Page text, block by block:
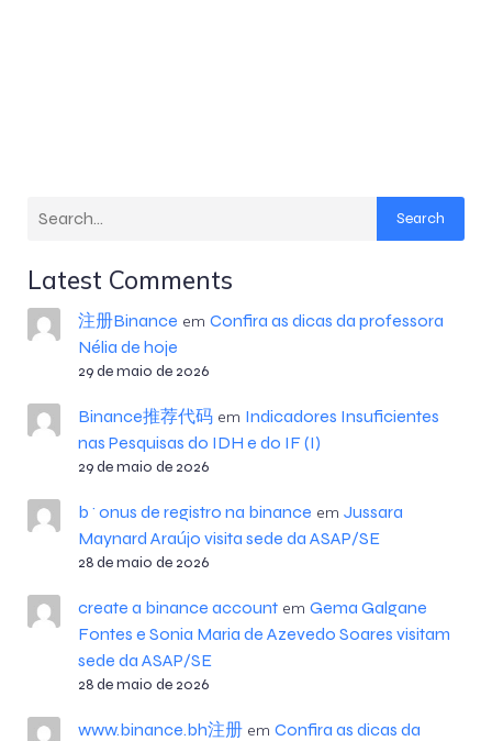
Search
Latest Comments
注册Binance em Confira as dicas da professora
Nélia de hoje
29 de maio de 2026
Binance推荐代码em Indicadores Insuficientes
nas Pesquisas do IDH e do IF (I)
29 de maio de 2026
b^onus de registro na binance em Jussara
Maynard Araújo visita sede da ASAP/SE
28 de maio de 2026
create a binance accountem Gema Galgane
Fontes e Sonia Maria de Azevedo Soares visitam
sede da ASAP/SE
28 de maio de 2026
www.binance.bh注册em Confira as dicas da